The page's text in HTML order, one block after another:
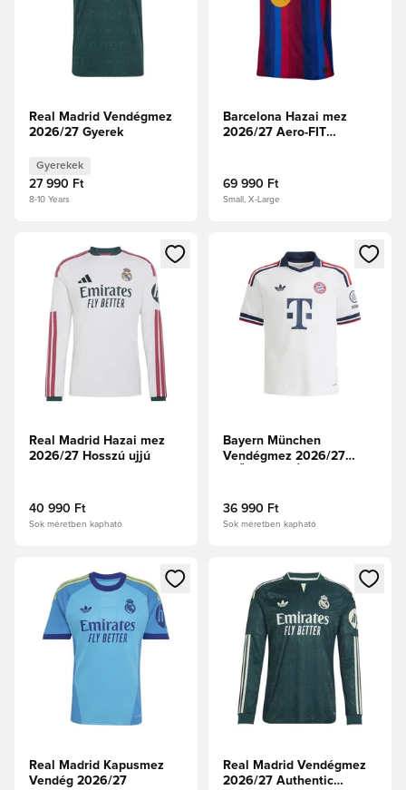
Real Madrid Vendégmez
2026/27 Gyerek
Gyerekek
27 990 Ft
8-10 Years
Barcelona Hazai mez
2026/27 Aero-FIT
69 990 Ft
Small, X-Large
Megnyit egy modált a bejelentkezéshez vagy a tagként
Real Madrid Hazai mez
2026/27 Hosszú ujjú
40 990 Ft
Sok méretben kapható
Megnyit egy modált a
Bayern München
Vendégmez 2026/27
36 990 Ft
Sok méretben kapható
Megnyit egy modált a bejelentkezéshez vagy a tagként
Real Madrid Kapusmez
Vendég 2026/27
Megnyit egy modált a
Real Madrid Vendégmez
2026/27 Authentic